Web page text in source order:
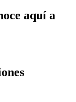
aquí a